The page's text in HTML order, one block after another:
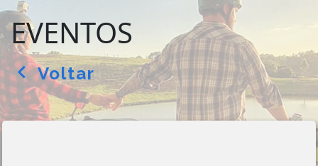
EVENTOS
arrow_back_ios Voltar